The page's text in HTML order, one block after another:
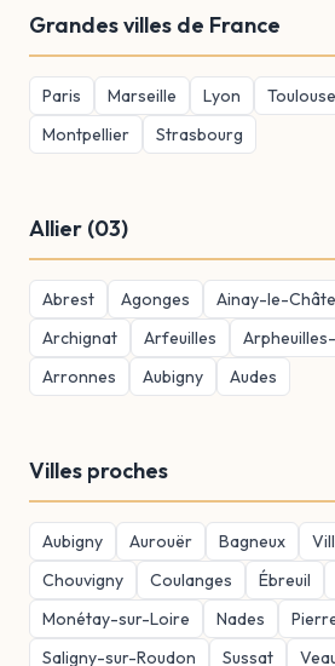
Grandes villes de France
Paris Marseille Lyon Toulouse
Montpellier
Strasbourg
Allier (03)
Abrest Agonges Ainay-le-
Archignat
Arfeuilles
Arronnes
Aubigny Audes
Villes proches
Aubigny Aurouër Bagneux
Chouvigny
Coulanges Ébreuil
Monétay-sur-Loire
Nades
Saligny-sur-Roudon
Sussat